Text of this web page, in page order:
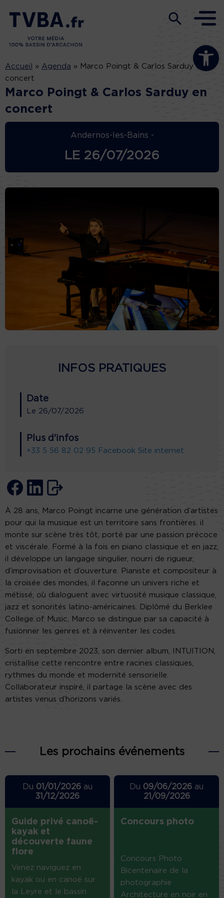
Ouvrir la
Accueil » Agenda » Marco Poingt & Carlos Sarduy en
concert
Marco Poingt & Carlos Sarduy en
concert
Andernos-les-Bains -
LE 26/07/2026
INFOS PRATIQUES
Date
Le 26/07/2026
Plus d'infos
+33 5 56 82 02 95 Facebook Site internet
À 28 ans, Marco Poingt incarne une génération d’artistes
pour qui la musique est un territoire sans frontières. il
monte sur scène très tôt, porté par une passion précoce
et viscérale. Formé à la fois en piano classique et en jazz,
il développe un langage singulier, nourri de rigueur,
d’improvisation et d’ouverture. Pianiste et compositeur à
la croisée des mondes, il façonne un univers riche et
métissé, où dialoguent avec virtuosité musique classique,
jazz et sonorités latino-américaines. Diplômé du Berklee
College of Music, Marco se distingue par sa capacité à
fusionner les genres et à réinventer les codes.
Sorti en septembre 2023, son dernier album, INTUITION,
cristallise cette rencontre entre racines classiques,
rythmes du monde et modernité sensorielle.
Collaborateur inspiré, il partage la scène avec des
artistes venus d’horizons variés.
Les prochains événements
Du 01/01/2026au
31/12/2026
Guide privé canoë-
kayak et
découverte faune
flore
Venez naviguez en
kayak ou en canoë sur
la Leyre et le bassin
Du 09/06/2026 au
21/09/2026
Concours photo
Concours Photo
Bicentenaire de la
photographie
Architecture en noir en